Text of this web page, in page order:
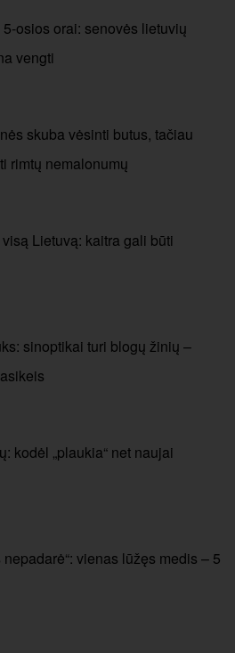
osios orai: senovės lietuvių
vengti
skuba vėsinti butus, tačiau
rimtų nemalonumų
Lietuvą: kaitra gali būti
sinoptikai turi blogų žinių –
kodėl „plaukia“ net naujai
vienas lūžęs medis – 5